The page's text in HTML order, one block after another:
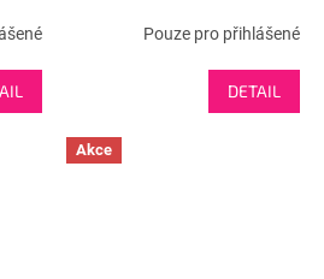
Pouze pro přihlášené
DETAIL
Akce